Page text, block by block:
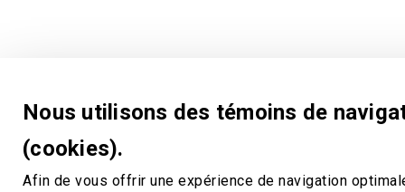
Nous utilisons des témoins de
(cookies).
Afin de vous offrir une expérience de navigation